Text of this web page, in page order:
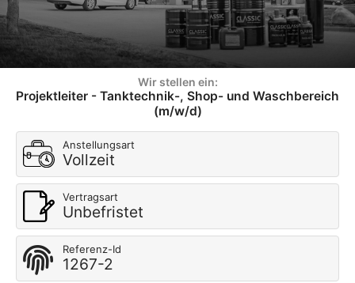
Wir stellen ein:
Projektleiter - Tanktechnik-, Shop- und Waschbereich
(m/w/d)
Anstellungsart
Vollzeit
Vertragsart
Unbefristet
Referenz-Id
1267-2